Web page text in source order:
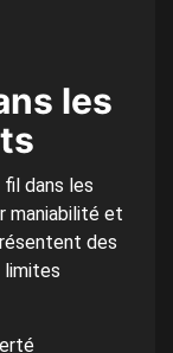
les
fil dans les
maniabilité et
des
limites